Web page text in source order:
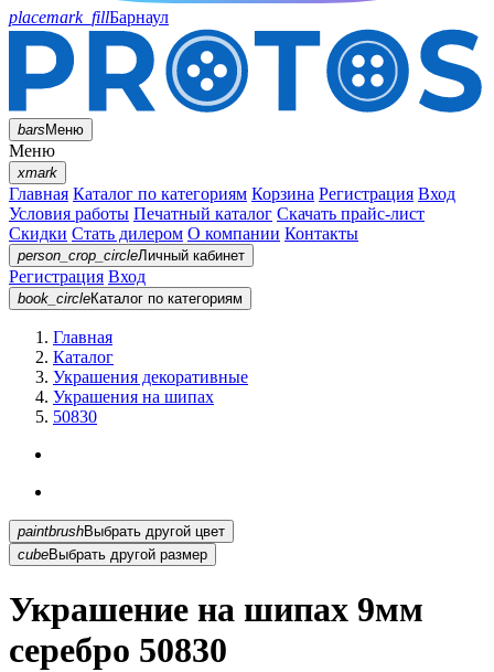
placemark_fillБарнаул
barsМеню
Меню
xmark
Главная Каталог по категориям Корзина Регистрация Вход
Условия работы Печатный каталог Скачать прайс-лист
Скидки Стать дилером О компании Контакты
person_crop_circleЛичный кабинет
Регистрация Вход
book_circleКаталог по категориям
Главная
Каталог
Украшения декоративные
Украшения на шипах
50830
paintbrush
Выбрать другой цвет
cubeВыбрать другой размер
Украшение на шипах 9мм
серебро 50830